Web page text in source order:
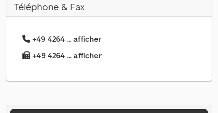
Téléphone & Fax
+49 4264 ... afficher
+49 4264 ... afficher